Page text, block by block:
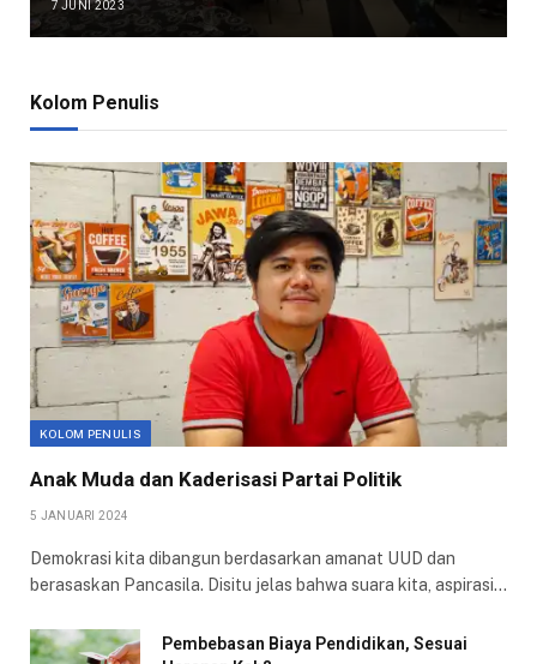
7 JUNI 2023
Kolom Penulis
KOLOM PENULIS
Anak Muda dan Kaderisasi Partai Politik
5 JANUARI 2024
Demokrasi kita dibangun berdasarkan amanat UUD dan
berasaskan Pancasila. Disitu jelas bahwa suara kita, aspirasi…
Pembebasan Biaya Pendidikan, Sesuai